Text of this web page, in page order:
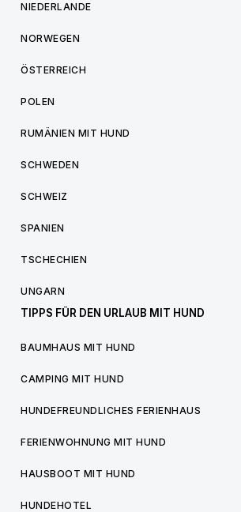
NIEDERLANDE
NORWEGEN
ÖSTERREICH
POLEN
RUMÄNIEN MIT HUND
SCHWEDEN
SCHWEIZ
SPANIEN
TSCHECHIEN
UNGARN
TIPPS FÜR DEN URLAUB MIT HUND
BAUMHAUS MIT HUND
CAMPING MIT HUND
HUNDEFREUNDLICHES FERIENHAUS
FERIENWOHNUNG MIT HUND
HAUSBOOT MIT HUND
HUNDEHOTEL